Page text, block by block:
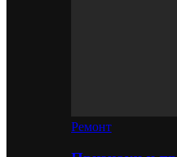
Ремонт